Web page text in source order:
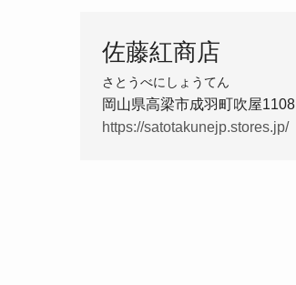
佐藤紅商店
さとうべにしょうてん
岡山県高梁市成羽町吹屋1108
https://satotakunejp.stores.jp/